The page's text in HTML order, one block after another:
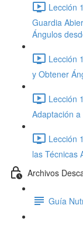
Lección
Guardia
Ángulos
Lección
y Obtener
Lección
Adaptación
Lección
las Técnicas
Archivos
Guía